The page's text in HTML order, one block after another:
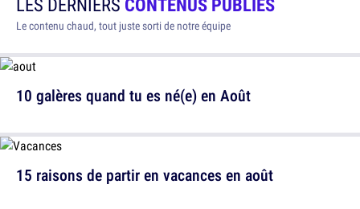
Le contenu chaud, tout juste sorti de notre équipe
10 galères quand tu es né(e) en Août
15 raisons de partir en vacances en août